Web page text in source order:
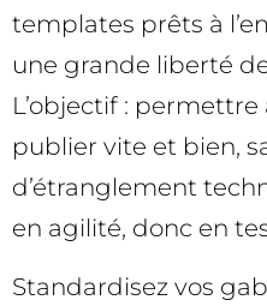
templates prêts à
une grande liberté
L’objectif :
publier vite et bien,
d’étranglement
en agilité, donc en
Standardisez vos